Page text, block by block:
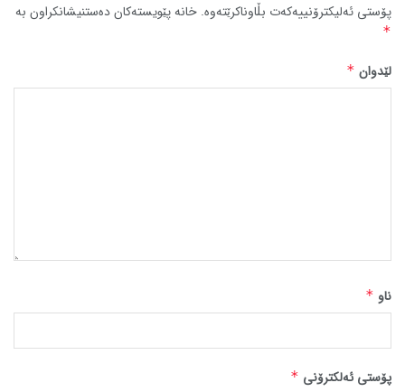
پۆستی ئەلیکترۆنییەکەت بڵاوناکرێتەوە. خانە پێویستەکان دەستنیشانکراون بە
*
لێدوان *
ناو *
پۆستی ئەلکترۆنی *